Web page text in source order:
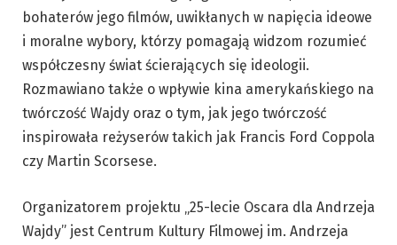
bohaterów jego filmów, uwikłanych w napięcia ideowe
i moralne wybory, którzy pomagają widzom rozumieć
współczesny świat ścierających się ideologii.
Rozmawiano także o wpływie kina amerykańskiego na
twórczość Wajdy oraz o tym, jak jego twórczość
inspirowała reżyserów takich jak Francis Ford Coppola
czy Martin Scorsese.
Organizatorem projektu „25-lecie Oscara dla Andrzeja
Wajdy” jest Centrum Kultury Filmowej im. Andrzeja